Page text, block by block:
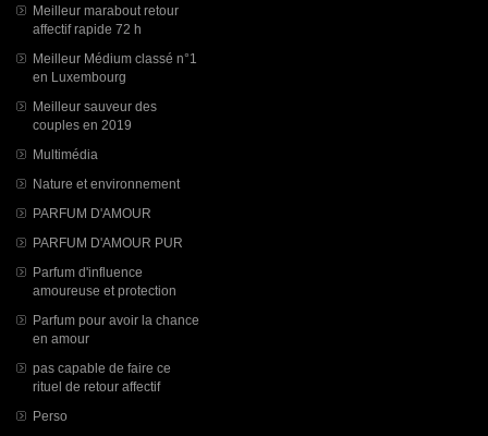
Meilleur marabout retour
affectif rapide 72 h
Meilleur Médium classé n°1
en Luxembourg
Meilleur sauveur des
couples en 2019
Multimédia
Nature et environnement
PARFUM D'AMOUR
PARFUM D'AMOUR PUR
Parfum d'influence
amoureuse et protection
Parfum pour avoir la chance
en amour
pas capable de faire ce
rituel de retour affectif
Perso